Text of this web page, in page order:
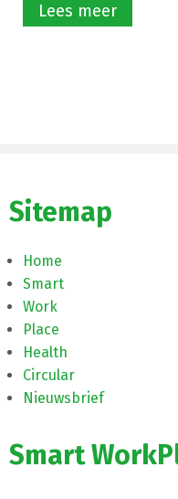
Lees meer
Sitemap
Home
Smart
Work
Place
Health
Circular
Nieuwsbrief
Smart